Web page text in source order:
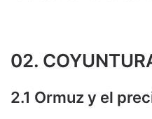
02.
2.1 Ormuz y el